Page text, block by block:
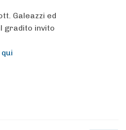
Galeazzi ed
gradito invito